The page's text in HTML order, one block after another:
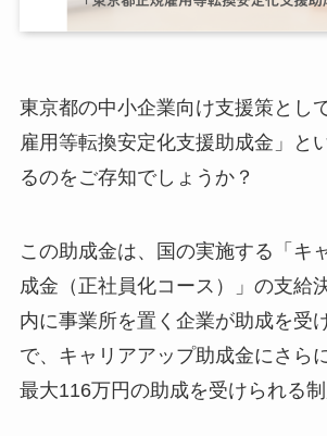
東京都の中小企業向け支援策とし
雇用等転換安定化支援助成金」と
るのをご存知でしょうか？
この助成金は、国の実施する「キ
成金（正社員化コース）」の支給
内に事業所を置く企業が助成を受
で、キャリアアップ助成金にさら
最大116万円の助成を受けられる制